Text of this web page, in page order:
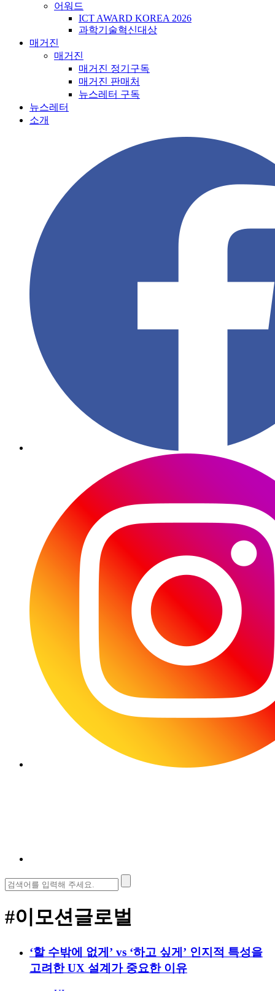
어워드
ICT AWARD KOREA 2026
과학기술혁신대상
매거진
매거진
매거진 정기구독
매거진 판매처
뉴스레터 구독
뉴스레터
소개